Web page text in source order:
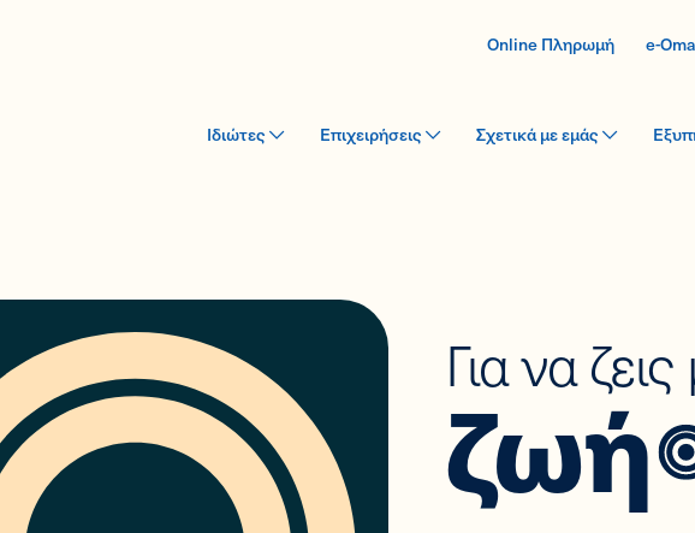
Online Πληρωμή e-
Ιδιώτες Επιχειρήσεις Σχετικά με εμάς
Για να
ζωή